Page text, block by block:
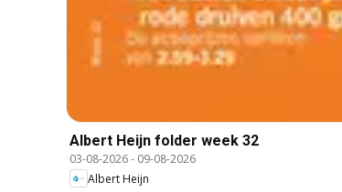
Albert Heijn folder week 32
03-08-2026- 09-08-2026
Albert Heijn